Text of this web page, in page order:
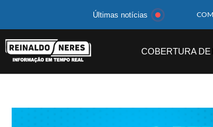
Últimas notícias
COBERTURA